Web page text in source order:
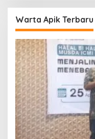
Warta Apik Terbaru